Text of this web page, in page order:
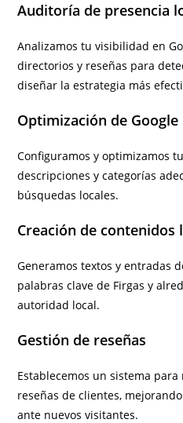
Auditoría de presencia
Analizamos tu visibilidad en
directorios y reseñas para
diseñar la estrategia más
Optimización de Google
Configuramos y optimizamos
descripciones y categorías
búsquedas locales.
Creación de contenidos
Generamos textos y entradas
palabras clave de Firgas y
autoridad local.
Gestión de reseñas
Establecemos un sistema
reseñas de clientes,
ante nuevos visitantes.